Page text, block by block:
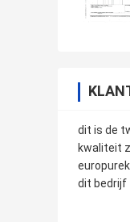
dit is de
kwaliteit
dit bedrijf